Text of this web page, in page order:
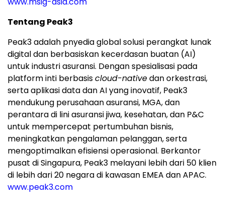
Tentang Peak3
Peak3 adalah pnyedia global solusi perangkat lunak
digital dan berbasiskan kecerdasan buatan (AI)
untuk industri asuransi. Dengan spesialisasi pada
platform inti berbasiscloud-nativedan orkestrasi,
serta aplikasi data dan AI yang inovatif, Peak3
mendukung perusahaan asuransi, MGA, dan
perantara di lini asuransi jiwa, kesehatan, dan P&C
untuk mempercepat pertumbuhan bisnis,
meningkatkan pengalaman pelanggan, serta
mengoptimalkan efisiensi operasional. Berkantor
pusat di Singapura, Peak3 melayani lebih dari 50 klien
di lebih dari 20 negara di kawasan EMEA dan APAC.
www.peak3.com